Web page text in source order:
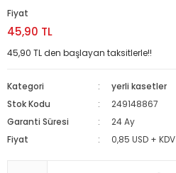
Fiyat
45,90 TL
45,90 TL den başlayan taksitlerle!!
Kategori
yerli kasetler
Stok Kodu
249148867
Garanti Süresi
24 Ay
Fiyat
0,85 USD + KDV